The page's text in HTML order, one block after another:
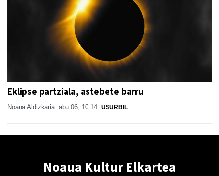
Eklipse partziala, astebete barru
Noaua Aldizkaria abu 06, 10:14 USURBIL
Noaua Kultur Elkartea